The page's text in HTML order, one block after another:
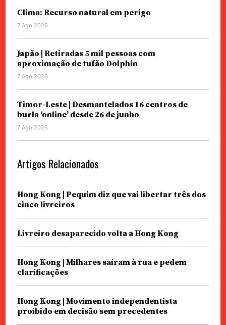
Clima: Recurso natural em perigo
7 Ago 2026
Japão | Retiradas 5 mil pessoas com
aproximação de tufão Dolphin
7 Ago 2026
Timor-Leste | Desmantelados 16 centros de
burla ‘online’ desde 26 de junho
7 Ago 2026
Artigos Relacionados
Hong Kong | Pequim diz que vai libertar três dos
cinco livreiros
Livreiro desaparecido volta a Hong Kong
Hong Kong | Milhares saíram à rua e pedem
clarificações
Hong Kong | Movimento independentista
proibido em decisão sem precedentes